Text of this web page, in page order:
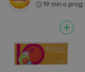
19 min o prog.•